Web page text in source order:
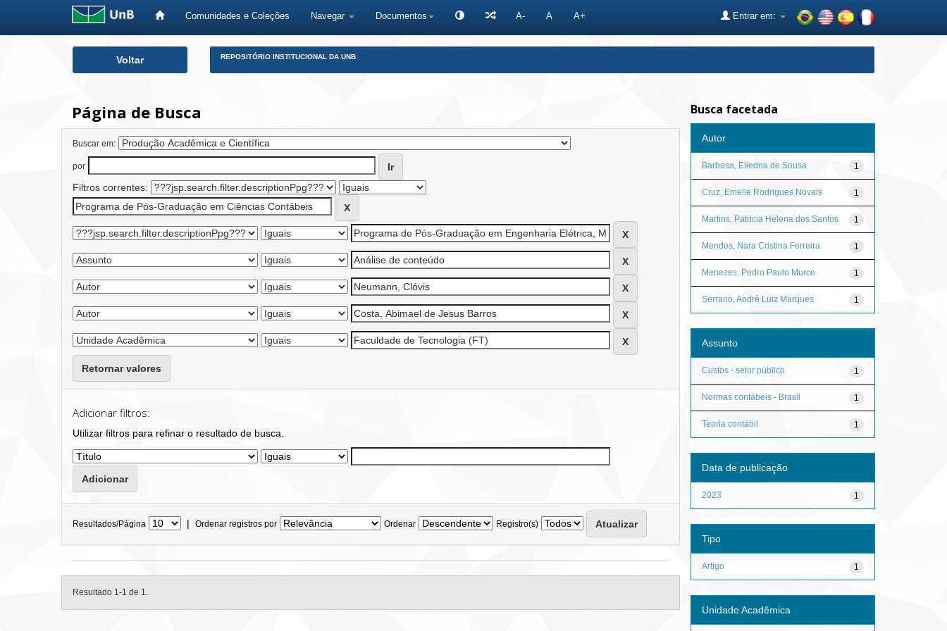
Comunidades e Coleções Navegar Documentos A- A A+ Entrar em:
Voltar REPOSITÓRIO INSTITUCIONAL DA UNB
Página de Busca
Buscar em:
por
Filtros correntes:
Retornar valores
Adicionar filtros:
Utilizar filtros para refinar o resultado de busca.
Resultados/Página | Ordenar registros por Ordenar Registro(s)
Resultado 1-1 de 1.
Busca facetada
Autor
1
Barbosa, Eliedna de Sousa
1
Cruz, Emelle Rodrigues Novais
1
Martins, Patricia Helena dos Santos
1
Mendes, Nara Cristina Ferreira
1
Menezes, Pedro Paulo Murce
1
Serrano, André Luiz Marques
Assunto
1
Custos - setor público
1
Normas contábeis - Brasil
1
Teoria contábil
Data de publicação
1
2023
Tipo
1
Artigo
Unidade Acadêmica